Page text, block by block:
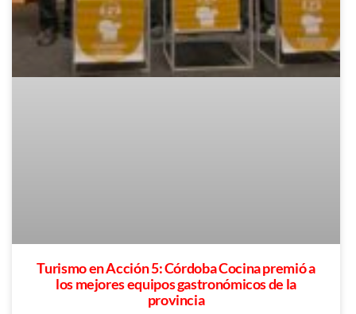
Turismo en Acción 5: Córdoba Cocina premió a
los mejores equipos gastronómicos de la
provincia